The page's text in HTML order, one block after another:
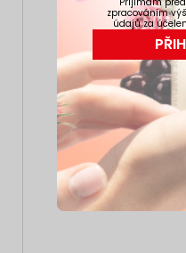
zpracováním
údajů za